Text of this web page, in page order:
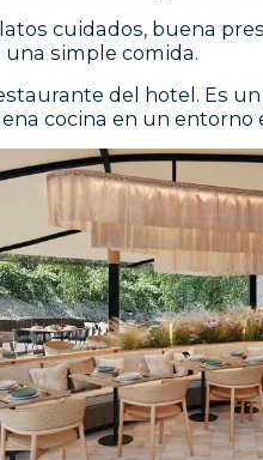
cuidados, buena
simple comida.
del hotel. Es un
cocina en un entorno